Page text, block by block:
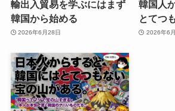
輸出入貿易を学ぶにはまず
韓国から始める
2026年6月28日
韓国人
とてつ
2026年6